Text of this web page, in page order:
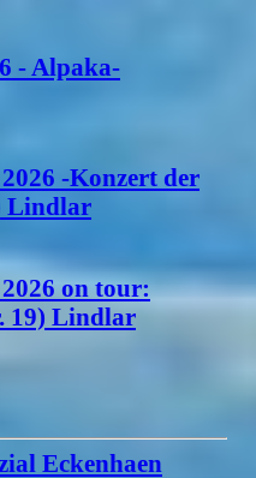
- Alpaka-
-Konzert der
Lindlar
on tour:
19) Lindlar
Eckenhaen